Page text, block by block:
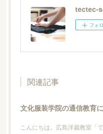
tectec-
フォ
関連記事
こんにちは。広島洋裁教室「